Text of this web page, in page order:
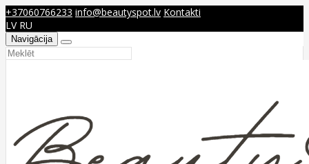
+37060766233 info@beautyspot.lv Kontakti
LV RU
Navigācija